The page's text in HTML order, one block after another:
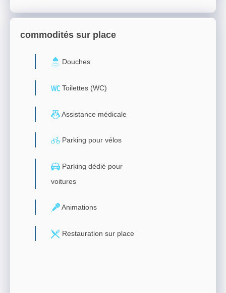
commodités sur place
Douches
Toilettes (WC)
Assistance médicale
Parking pour vélos
Parking dédié pour
voitures
Animations
Restauration sur place